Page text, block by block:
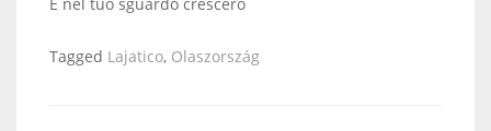
Tagged Lajatico, Olaszország